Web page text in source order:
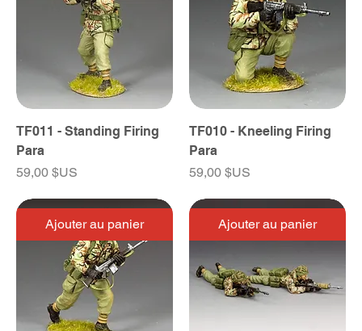
TF011 - Standing Firing
Para
Prix
59,00 $US
TF010 - Kneeling Firing
Para
Prix
59,00 $US
Ajouter au panier Ajouter au panier